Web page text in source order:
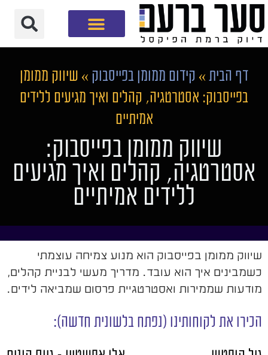
דף הבית » קידום ממומן בפייסבוק » שיווק ממומן
בפייסבוק: אסטרטגיה, קהלים ואיך מגיעים ללידים
אמיתיים
שיווק ממומן בפייסבוק:
אסטרטגיה, קהלים ואיך מגיעים
ללידים אמיתיים
שיווק ממומן בפייסבוק הוא מנוע צמיחה עוצמתי
כשמבינים איך הוא עובד. מדריך מעשי לבניית קהלים,
מודעות שממירות ואסטרטגיית פרסום שמביאה לידים.
הכירו את לקוחותינו (נפתח בלשונית חדשה):